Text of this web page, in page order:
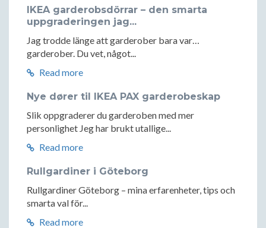
IKEA garderobsdörrar – den smarta
uppgraderingen jag...
Jag trodde länge att garderober bara var…
garderober. Du vet, något...
Read more
Nye dører til IKEA PAX garderobeskap
Slik oppgraderer du garderoben med mer
personlighet Jeg har brukt utallige...
Read more
Rullgardiner i Göteborg
Rullgardiner Göteborg – mina erfarenheter, tips och
smarta val för...
Read more